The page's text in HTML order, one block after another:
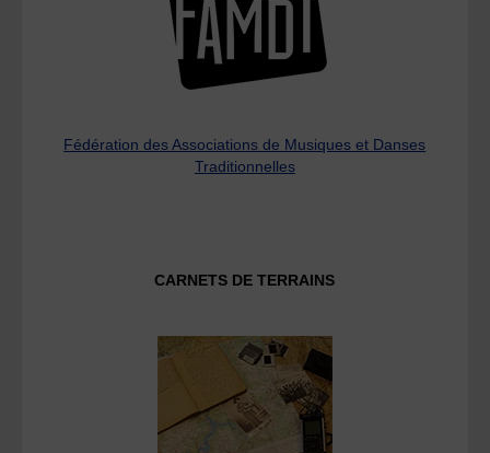
Fédération des Associations de Musiques et Danses
Traditionnelles
CARNETS DE TERRAINS